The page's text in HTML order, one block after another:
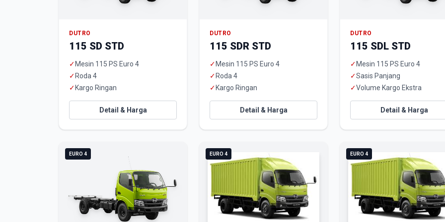
DUTRO
115 SD STD
✓ Mesin 115 PS Euro 4
✓ Roda 4
✓ Kargo Ringan
Detail & Harga
DUTRO
115 SDR STD
✓ Mesin 115 PS Euro 4
✓ Roda 4
✓ Kargo Ringan
Detail & Harga
DUTRO
115 SDL STD
✓ Mesin 115 PS Euro 4
✓Sasis Panjang
✓Volume Kargo Ekstra
Detail & Harga
EURO 4 EURO 4 EURO 4